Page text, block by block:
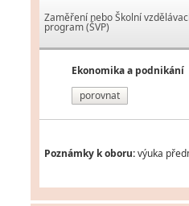
Zaměření nebo Školní
program (ŠVP)
Ekonomika a podnikání
porovnat
Poznámky k oboru:výuka